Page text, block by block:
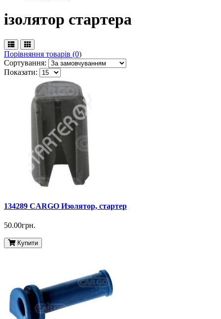
ізолятор стартера
Порівняння товарів (0)
Сортування:
Показати:
134289 CARGO Изолятор, стартер
50.00грн.
Купити